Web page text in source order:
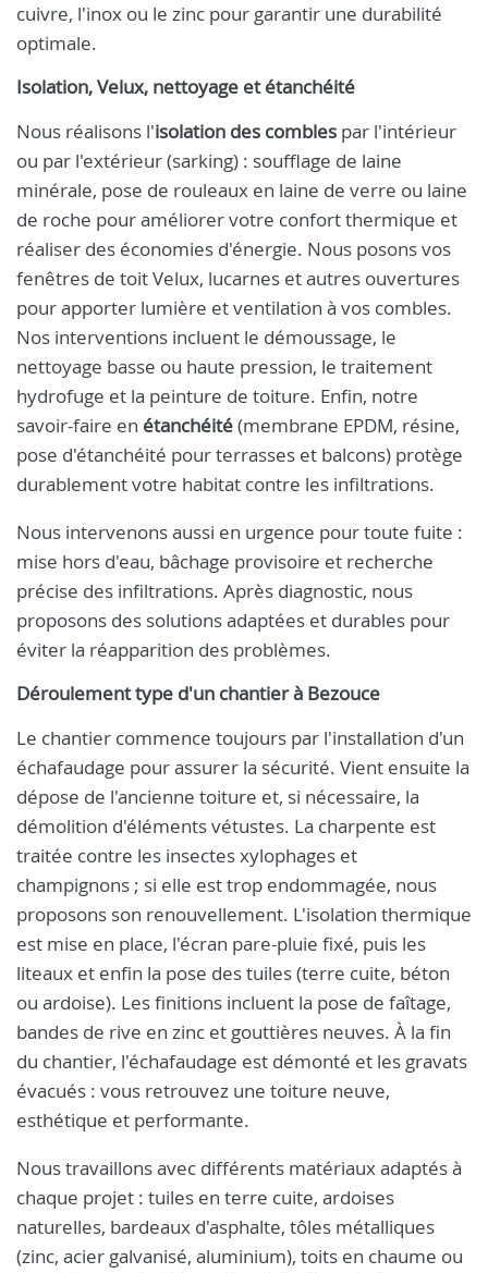
cuivre, l'inox ou le zinc pour garantir une durabilité
optimale.
Isolation, Velux, nettoyage et étanchéité
Nous réalisons l'isolation des combles par l'intérieur
ou par l'extérieur (sarking) : soufflage de laine
minérale, pose de rouleaux en laine de verre ou laine
de roche pour améliorer votre confort thermique et
réaliser des économies d'énergie. Nous posons vos
fenêtres de toit Velux, lucarnes et autres ouvertures
pour apporter lumière et ventilation à vos combles.
Nos interventions incluent le démoussage, le
nettoyage basse ou haute pression, le traitement
hydrofuge et la peinture de toiture. Enfin, notre
savoir-faire en étanchéité(membrane EPDM, résine,
pose d'étanchéité pour terrasses et balcons) protège
durablement votre habitat contre les infiltrations.
Nous intervenons aussi en urgence pour toute fuite :
mise hors d'eau, bâchage provisoire et recherche
précise des infiltrations. Après diagnostic, nous
proposons des solutions adaptées et durables pour
éviter la réapparition des problèmes.
Déroulement type d'un chantier à Bezouce
Le chantier commence toujours par l'installation d'un
échafaudage pour assurer la sécurité. Vient ensuite la
dépose de l'ancienne toiture et, si nécessaire, la
démolition d'éléments vétustes. La charpente est
traitée contre les insectes xylophages et
champignons ; si elle est trop endommagée, nous
proposons son renouvellement. L'isolation thermique
est mise en place, l'écran pare-pluie fixé, puis les
liteaux et enfin la pose des tuiles (terre cuite, béton
ou ardoise). Les finitions incluent la pose de faîtage,
bandes de rive en zinc et gouttières neuves. À la fin
du chantier, l'échafaudage est démonté et les gravats
évacués : vous retrouvez une toiture neuve,
esthétique et performante.
Nous travaillons avec différents matériaux adaptés à
chaque projet : tuiles en terre cuite, ardoises
naturelles, bardeaux d'asphalte, tôles métalliques
(zinc, acier galvanisé, aluminium), toits en chaume ou